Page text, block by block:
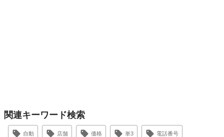
関連キーワード検索
自動 店舗 価格 単3 電話番号